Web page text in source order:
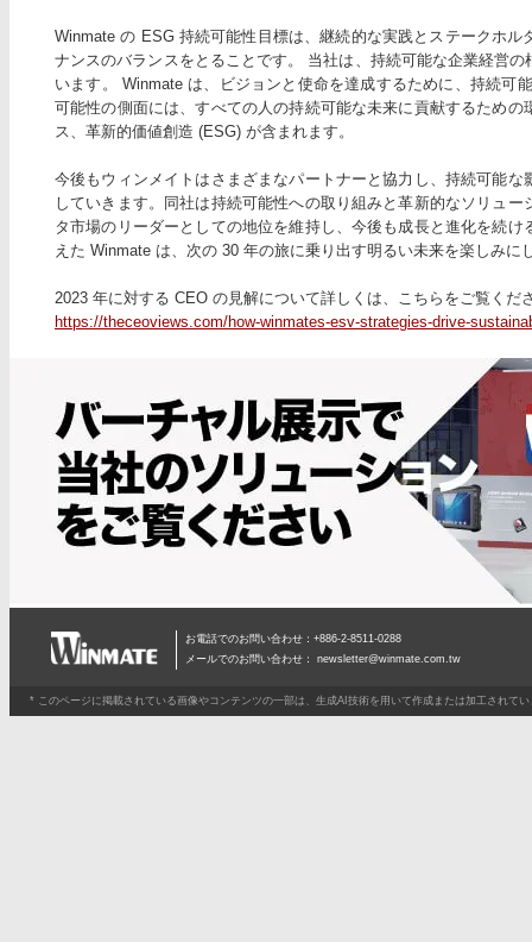
Winmate の ESG 持続可能性目標は、継続的な実践とステークホ
ナンスのバランスをとることです。 当社は、持続可能な企業経営
います。 Winmate は、ビジョンと使命を達成するために、持続可
可能性の側面には、すべての人の持続可能な未来に貢献するため
ス、革新的価値創造 (ESG) が含まれます。
今後もウィンメイトはさまざまなパートナーと協力し、持続可能
していきます。同社は持続可能性への取り組みと革新的なソリュ
タ市場のリーダーとしての地位を維持し、今後も成長と進化を続
えた Winmate は、次の 30 年の旅に乗り出す明るい未来を楽しみに
2023 年に対する CEO の見解について詳しくは、こちらをご覧くだ
https://theceoviews.com/how-winmates-esv-strategies-drive-
お電話でのお問い合わせ：+886-2-8511-0288
メールでのお問い合わせ： newsletter@winmate.com.tw
* このページに掲載されている画像やコンテンツの一部は、生成AI技術を用いて作成または加工されて